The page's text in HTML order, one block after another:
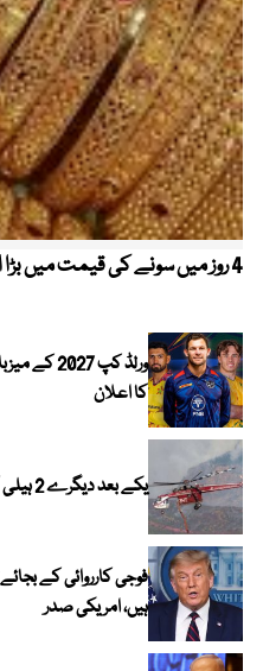
4 روز میں سونے کی قیمت میں بڑا اضافہ
ورلڈ کپ
کا اعلان
یکے بعد دیگرے 2 ہیلی کاپٹر گر کر تباہ؛ متعدد ہلاکتیں
فوجی کارروائی کے
ہیں، امریکی صدر